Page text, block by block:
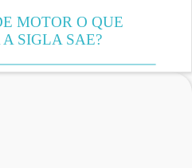
MOTOR O QUE
SIGLA SAE?